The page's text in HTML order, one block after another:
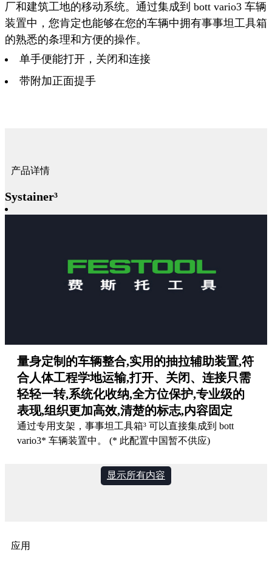
厂和建筑工地的移动系统。通过集成到 bott vario3 车辆
装置中，您肯定也能够在您的车辆中拥有事事坦工具箱
的熟悉的条理和方便的操作。
单手便能打开，关闭和连接
带附加正面提手
产品详情
Systainer³
量身定制的车辆整合,实用的抽拉辅助装置,符
合人体工程学地运输,打开、关闭、连接只需
轻轻一转,系统化收纳,全方位保护,专业级的
表现,组织更加高效,清楚的标志,内容固定
通过专用支架，事事坦工具箱³ 可以直接集成到 bott
vario3* 车辆装置中。 (* 此配置中国暂不供应)
显示所有内容
应用